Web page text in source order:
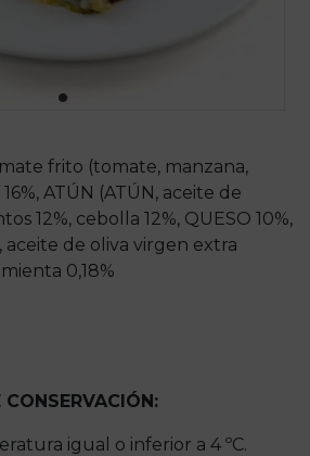
frito (tomate, manzana,
ATÚN (ATÚN, aceite de
12%, cebolla 12%, QUESO 10%,
aceite de oliva virgen extra
0,18%
igual o inferior a 4 ºC.